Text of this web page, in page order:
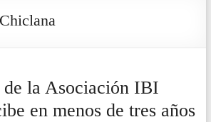
la Asociación IBI
en menos de tres años